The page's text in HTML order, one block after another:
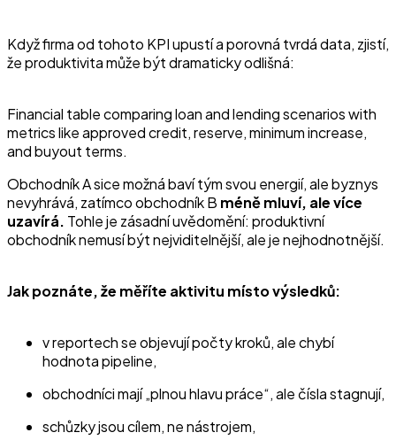
Když firma od tohoto KPI upustí a porovná tvrdá data, zjistí,
že produktivita může být dramaticky odlišná:
Financial table comparing loan and lending scenarios with
metrics like approved credit, reserve, minimum increase,
and buyout terms.
Obchodník A sice možná baví tým svou energií, ale byznys
nevyhrává, zatímco obchodník B méně mluví, ale více
uzavírá. Tohle je zásadní uvědomění: produktivní
obchodník nemusí být nejviditelnější, ale je nejhodnotnější.
Jak poznáte, že měříte aktivitu místo výsledků:
v reportech se objevují počty kroků, ale chybí
hodnota pipeline,
obchodníci mají „plnou hlavu práce“, ale čísla stagnují,
schůzky jsou cílem, ne nástrojem,